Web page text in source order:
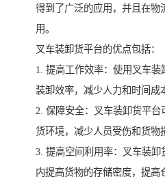
得到了广泛的应用，并且在物
用。
叉车装卸货平台的优点包括：
1. 提高工作效率：使用叉车
装卸效率，减少人力和时间成
2. 保障安全：叉车装卸货平
货环境，减少人员受伤和货物
3. 提高空间利用率：叉车装卸
内提高货物的存储密度，提高